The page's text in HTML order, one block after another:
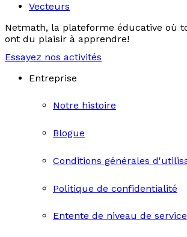
Vecteurs
Netmath, la plateforme éducative où
ont du plaisir à apprendre!
Essayez nos activités
Entreprise
Notre histoire
Blogue
Conditions générales
Politique de confidentialité
Entente de niveau de service